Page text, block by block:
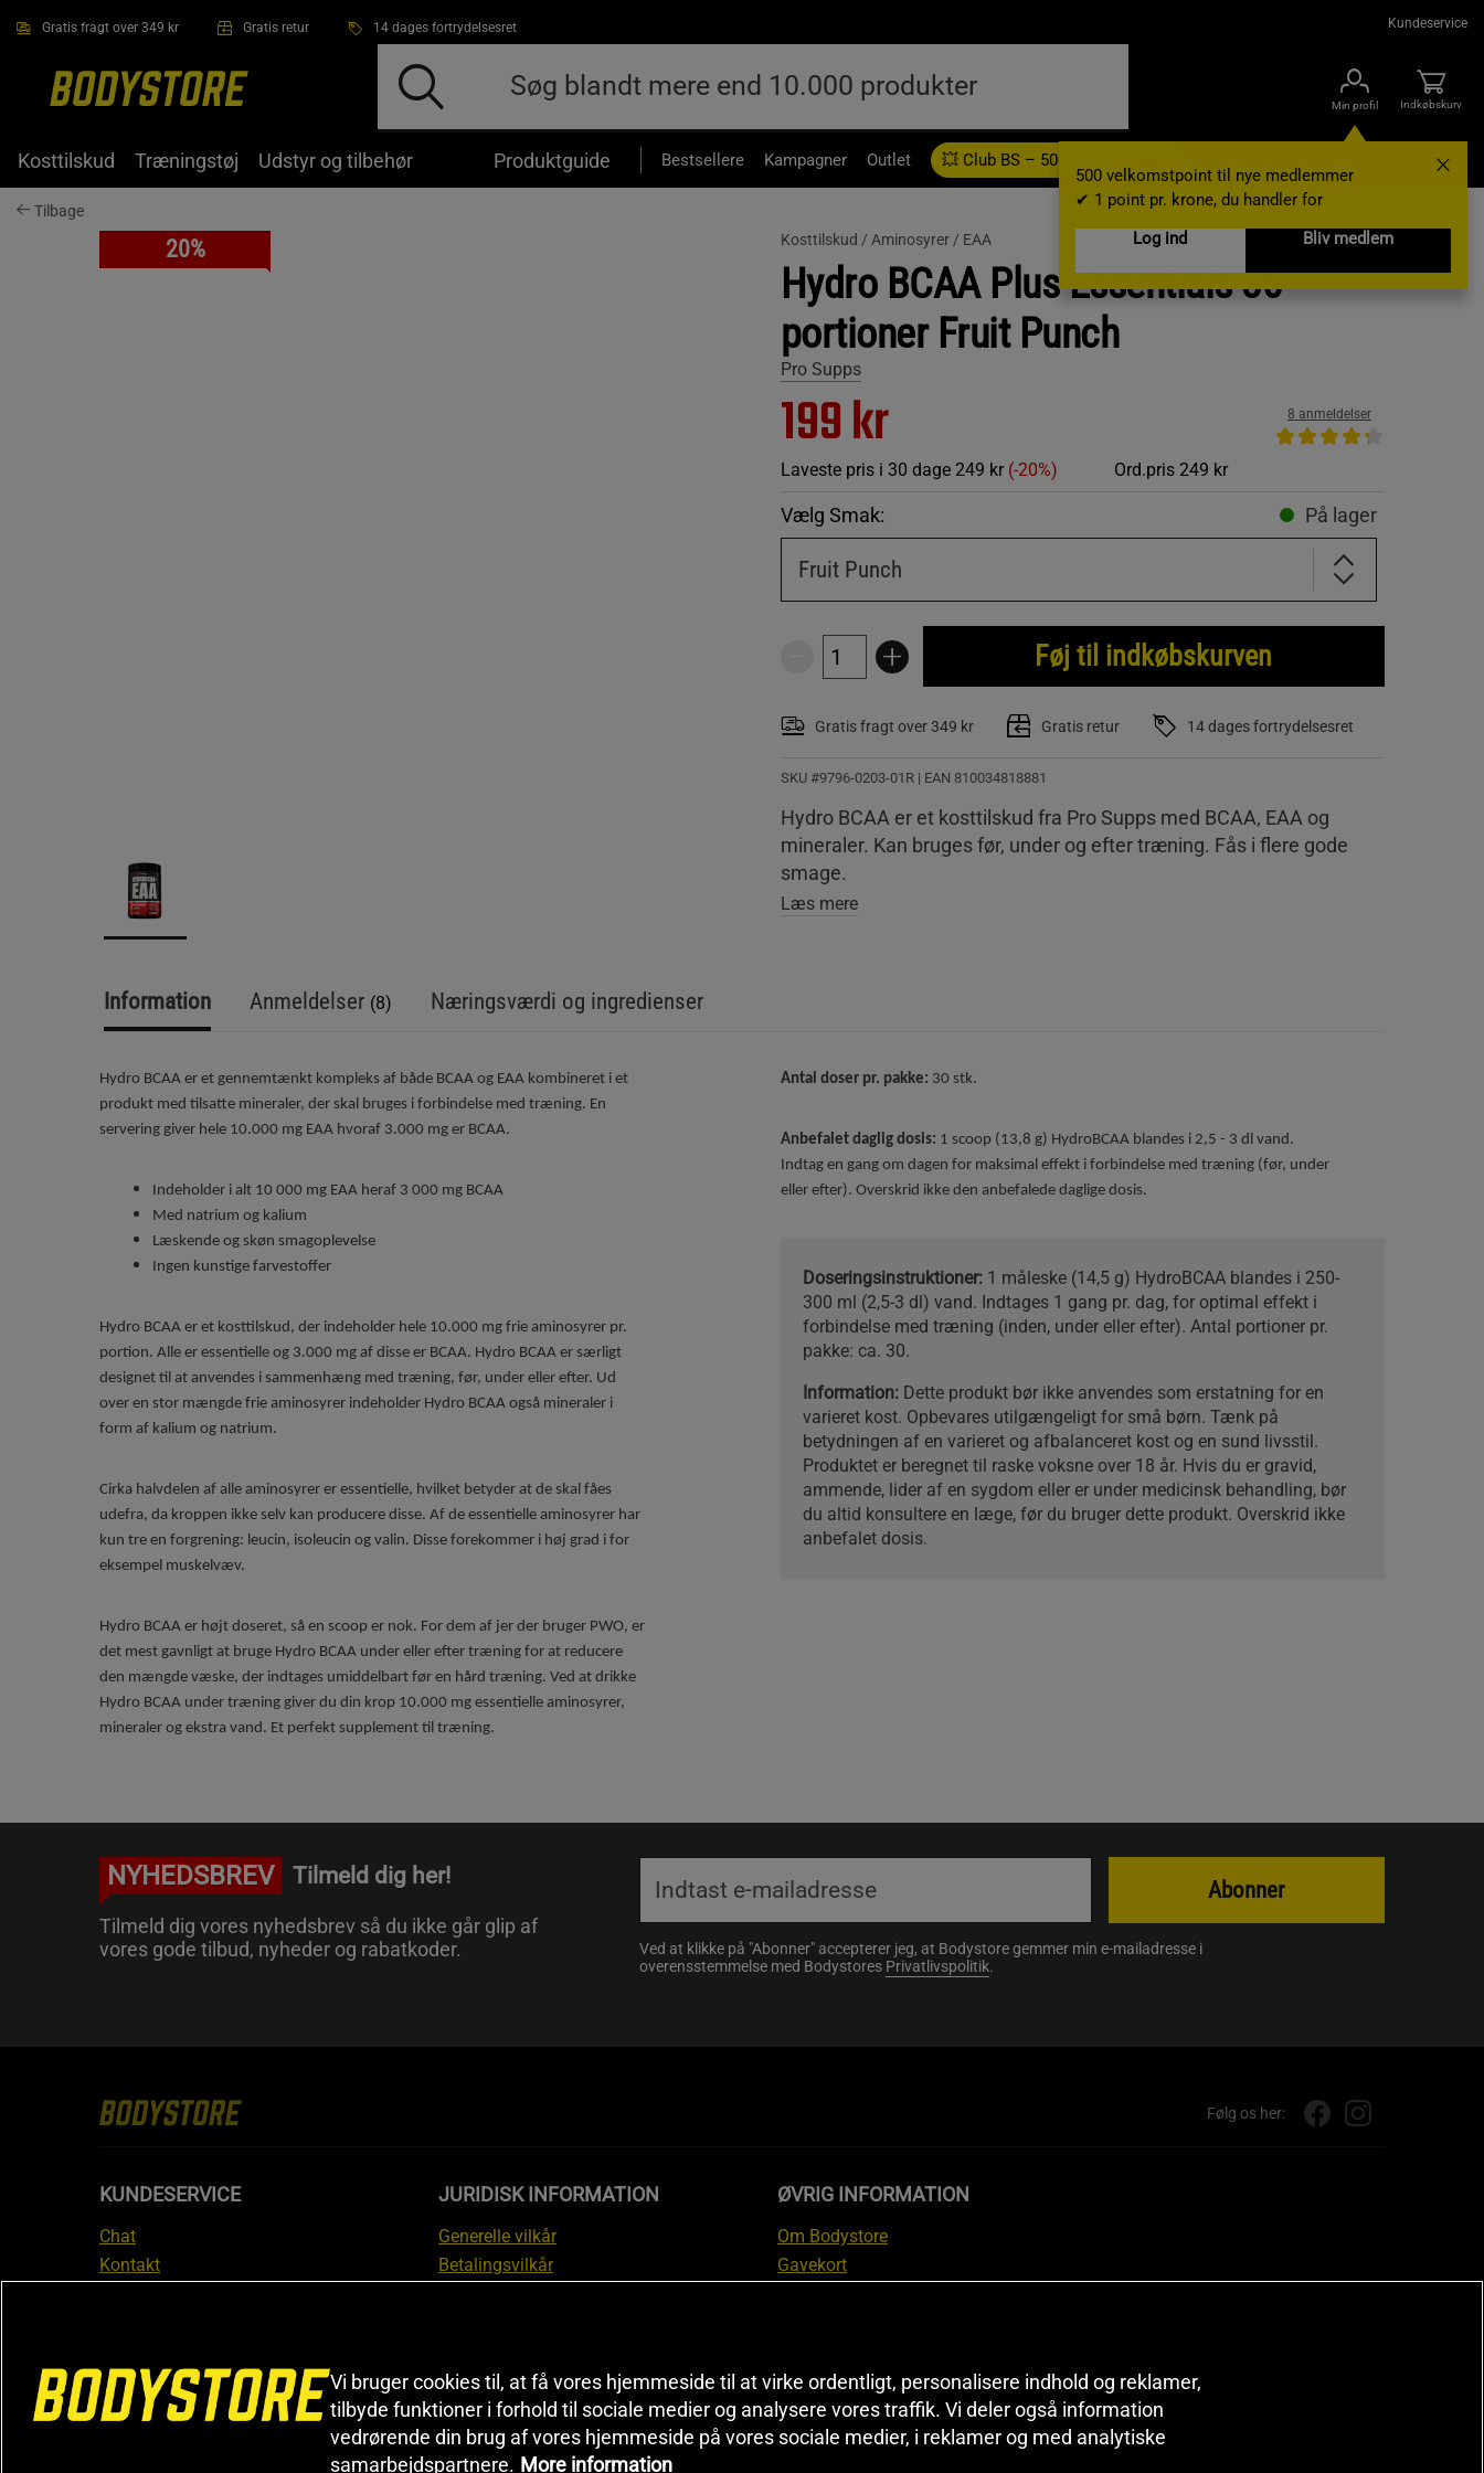
Gratis fragt over 349 kr Gratis retur 14 dages fortrydelsesret Kundeservice
Min profil
500 velkomstpoint til nye medlemmer
✔ 1 point pr. krone, du handler for
Log ind
Bliv medlem
Indkøbskurv
Kosttilskud Træningstøj Udstyr og tilbehør Produktguide Bestsellere Kampagner Outlet 💥 Club BS – 500 velkomstpoint Gavekort
Tilbage
20% Kosttilskud / Aminosyrer / EAA
Hydro BCAA Plus Essentials 30
portioner Fruit Punch
Pro Supps
199 kr
Laveste pris i 30 dage 249 kr (-20%) Ord.pris 249 kr
8 anmeldelser
Vælg Smak: På lager
Fruit Punch
Føj til indkøbskurven
Gratis fragt over 349 kr Gratis retur 14 dages fortrydelsesret
SKU #9796-0203-01R | EAN 810034818881
Hydro BCAA er et kosttilskud fra Pro Supps med BCAA, EAA og
mineraler. Kan bruges før, under og efter træning. Fås i flere gode
smage.
Læs mere
Information Anmeldelser (8) Næringsværdi og ingredienser
Hydro BCAA er et gennemtænkt kompleks af både BCAA og EAA kombineret i et
produkt med tilsatte mineraler, der skal bruges i forbindelse med træning. En
servering giver hele 10.000 mg EAA hvoraf 3.000 mg er BCAA.
Indeholder i alt 10 000 mg EAA heraf 3 000 mg BCAA
Med natrium og kalium
Læskende og skøn smagoplevelse
Ingen kunstige farvestoffer
Hydro BCAA er et kosttilskud, der indeholder hele 10.000 mg frie aminosyrer pr.
portion. Alle er essentielle og 3.000 mg af disse er BCAA. Hydro BCAA er særligt
designet til at anvendes i sammenhæng med træning, før, under eller efter. Ud
over en stor mængde frie aminosyrer indeholder Hydro BCAA også mineraler i
form af kalium og natrium.
Cirka halvdelen af ​​alle aminosyrer er essentielle, hvilket betyder at de skal fåes
udefra, da kroppen ikke selv kan producere disse. Af de essentielle aminosyrer har
kun tre en forgrening: leucin, isoleucin og valin. Disse forekommer i høj grad i for
eksempel muskelvæv.
Hydro BCAA er højt doseret, så en scoop er nok. For dem af jer der bruger PWO, er
det mest gavnligt at bruge Hydro BCAA under eller efter træning for at reducere
den mængde væske, der indtages umiddelbart før en hård træning. Ved at drikke
Hydro BCAA under træning giver du din krop 10.000 mg essentielle aminosyrer,
mineraler og ekstra vand. Et perfekt supplement til træning.
Antal doser pr. pakke: 30 stk.
Anbefalet daglig dosis: 1 scoop (13,8 g) HydroBCAA blandes i 2,5 - 3 dl vand.
Indtag en gang om dagen for maksimal effekt i forbindelse med træning (før, under
eller efter). Overskrid ikke den anbefalede daglige dosis.
Doseringsinstruktioner: 1 måleske (14,5 g) HydroBCAA blandes i 250-
300 ml (2,5-3 dl) vand. Indtages 1 gang pr. dag, for optimal effekt i
forbindelse med træning (inden, under eller efter). Antal portioner pr.
pakke: ca. 30.
Information:Dette produkt bør ikke anvendes som erstatning for en
varieret kost. Opbevares utilgængeligt for små børn. Tænk på
betydningen af ​​en varieret og afbalanceret kost og en sund livsstil.
Produktet er beregnet til raske voksne over 18 år. Hvis du er gravid,
ammende, lider af en sygdom eller er under medicinsk behandling, bør
du altid konsultere en læge, før du bruger dette produkt. Overskrid ikke
anbefalet dosis.
NYHEDSBREV Tilmeld dig her!
Tilmeld dig vores nyhedsbrev så du ikke går glip af
vores gode tilbud, nyheder og rabatkoder.
Ved at klikke på "Abonner" accepterer jeg, at Bodystore gemmer min e-mailadresse i
overensstemmelse med Bodystores Privatlivspolitik.
Abonner
Følg os her:
KUNDESERVICE
Chat
Kontakt
FAQ
JURIDISK INFORMATION
Generelle vilkår
Betalingsvilkår
Prisgaranti
Information om fortrydelsesret og
reklamationer
Cookieindstillinger
ØVRIG INFORMATION
Om Bodystore
Gavekort
Sitemap
Black Friday
Artikler & Øvelser
Vi bruger cookies til, at få vores hjemmeside til at virke ordentligt, personalisere indhold og reklamer,
tilbyde funktioner i forhold til sociale medier og analysere vores traffik. Vi deler også information
vedrørende din brug af vores hjemmeside på vores sociale medier, i reklamer og med analytiske
samarbejdspartnere. More information